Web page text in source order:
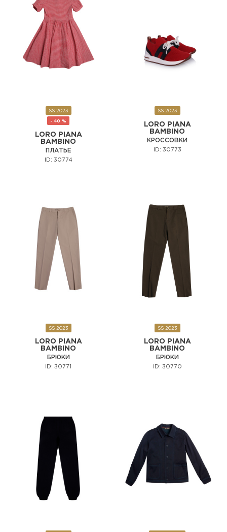
SS 2023
- 40 %
LORO PIANA
BAMBINO
ПЛАТЬЕ
ID: 30774
SS 2023
LORO PIANA
BAMBINO
КРОССОВКИ
ID: 30773
SS 2023
LORO PIANA
BAMBINO
БРЮКИ
ID: 30771
SS 2023
LORO PIANA
BAMBINO
БРЮКИ
ID: 30770